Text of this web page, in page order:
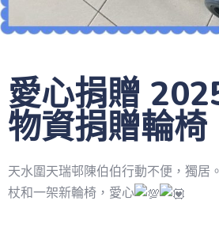
愛心捐贈
物資捐贈輪椅
天水圍天瑞邨陳伯伯行動不便，獨居
杖和一架新輪椅，愛心